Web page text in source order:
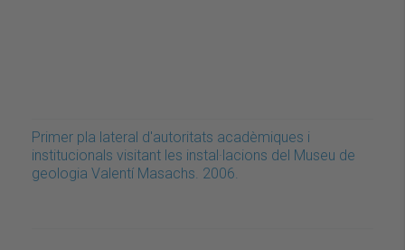
Primer pla lateral d'autoritats acadèmiques i
institucionals visitant les instal·lacions del Museu de
geologia Valentí Masachs. 2006.